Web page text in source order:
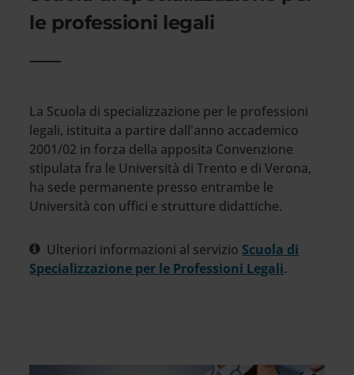
le professioni legali
La Scuola di specializzazione per le professioni
legali, istituita a partire dall'anno accademico
2001/02 in forza della apposita Convenzione
stipulata fra le Università di Trento e di Verona,
ha sede permanente presso entrambe le
Università con uffici e strutture didattiche.
Ulteriori informazioni al servizio Scuola di
Specializzazione per le Professioni Legali.